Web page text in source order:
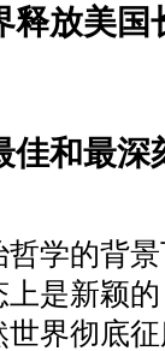
释放美国
佳和最深
学的背
是新颖
界彻底